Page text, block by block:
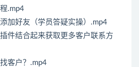
.mp4
加好友（学员答疑实操）.mp4
件结合起来获取更多客户联系方
客户？.mp4